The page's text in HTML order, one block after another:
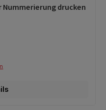
0 von 5 Sternendrucken